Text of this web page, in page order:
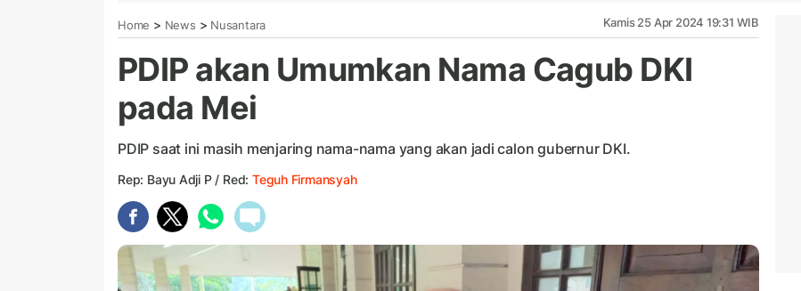
Home > News > Nusantara Kamis 25 Apr 2024 19:31 WIB
PDIP akan Umumkan Nama Cagub DKI
pada Mei
PDIP saat ini masih menjaring nama-nama yang akan jadi calon gubernur DKI.
Rep: Bayu Adji P / Red: Teguh Firmansyah